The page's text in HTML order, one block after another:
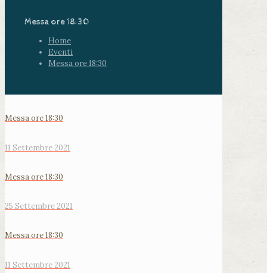
Messa ore 18:30
Home
Eventi
Messa ore 18:30
Messa ore 18:30
11 Settembre 2021
Messa ore 18:30
25 Settembre 2021
Messa ore 18:30
11 Settembre 2021